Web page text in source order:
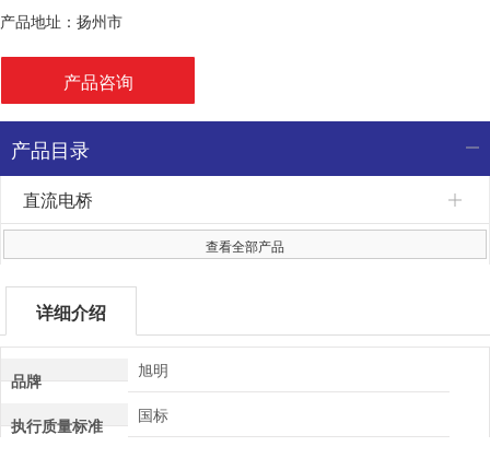
产品地址：扬州市
产品咨询
产品目录
直流电桥
查看全部产品
详细介绍
品牌 旭明
执行质量标准 国标